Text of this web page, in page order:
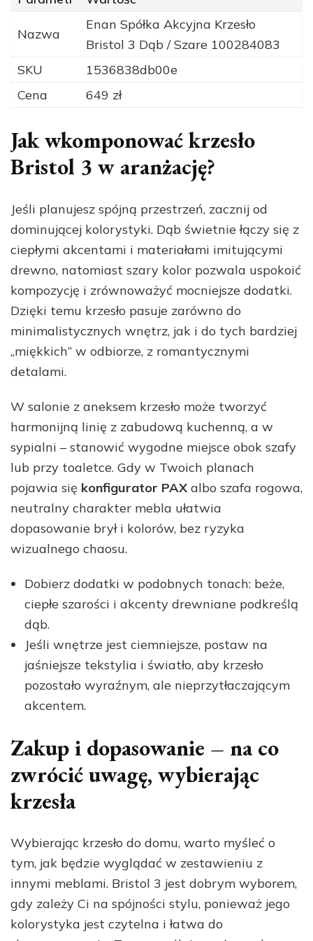
Nazwa
Enan Spółka Akcyjna Krzesło
Bristol 3 Dąb / Szare 100284083
SKU
1536838db00e
Cena
649 zł
Jak wkomponować krzesło
Bristol 3 w aranżację?
Jeśli planujesz spójną przestrzeń, zacznij od
dominującej kolorystyki. Dąb świetnie łączy się z
ciepłymi akcentami i materiałami imitującymi
drewno, natomiast szary kolor pozwala uspokoić
kompozycję i zrównoważyć mocniejsze dodatki.
Dzięki temu krzesło pasuje zarówno do
minimalistycznych wnętrz, jak i do tych bardziej
„miękkich” w odbiorze, z romantycznymi
detalami.
W salonie z aneksem krzesło może tworzyć
harmonijną linię z zabudową kuchenną, a w
sypialni – stanowić wygodne miejsce obok szafy
lub przy toaletce. Gdy w Twoich planach
pojawia się konfigurator PAX albo szafa rogowa,
neutralny charakter mebla ułatwia
dopasowanie brył i kolorów, bez ryzyka
wizualnego chaosu.
Dobierz dodatki w podobnych tonach: beże,
ciepłe szarości i akcenty drewniane podkreślą
dąb.
Jeśli wnętrze jest ciemniejsze, postaw na
jaśniejsze tekstylia i światło, aby krzesło
pozostało wyraźnym, ale nieprzytłaczającym
akcentem.
Zakup i dopasowanie – na co
zwrócić uwagę, wybierając
krzesła
Wybierając krzesło do domu, warto myśleć o
tym, jak będzie wyglądać w zestawieniu z
innymi meblami. Bristol 3 jest dobrym wyborem,
gdy zależy Ci na spójności stylu, ponieważ jego
kolorystyka jest czytelna i łatwa do